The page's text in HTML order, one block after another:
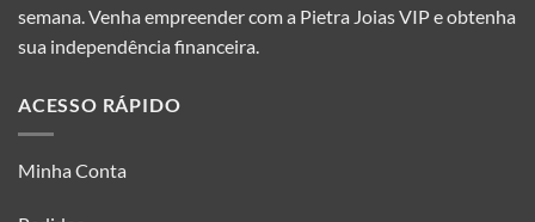
semana. Venha empreender com a Pietra Joias VIP e obtenha
sua independência financeira.
ACESSO RÁPIDO
Minha Conta